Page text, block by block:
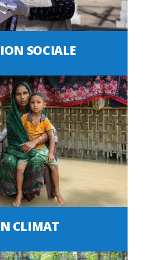
SOCIALE
CLIMAT